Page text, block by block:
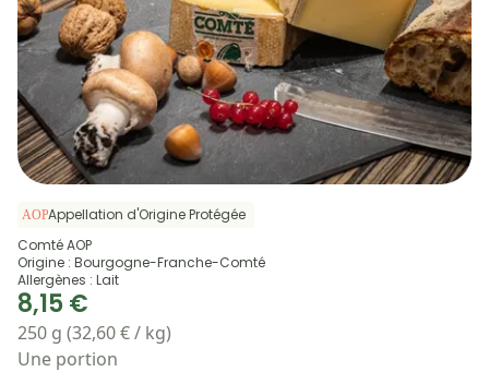
Appellation d'Origine Protégée
Comté AOP
Origine : Bourgogne-Franche-Comté
Allergènes : Lait
8,15 €
250 g (32,60 € / kg)
Une portion